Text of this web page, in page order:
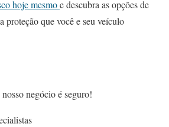
hoje mesmoe descubra as opções de
proteção que você e seu veículo
negócio é seguro!